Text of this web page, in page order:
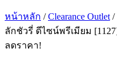
หน้าหลัก /Clearance Outlet /
ลักชัวรี่ ดีไซน์พรีเมียม
ลดราคา!